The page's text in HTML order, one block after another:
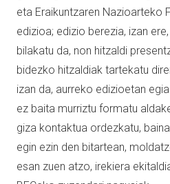
eta Eraikuntzaren Nazioarteko
edizioa; edizio berezia, izan
bilakatu da, non hitzaldi
bidezko hitzaldiak tartekatu
izan da, aurreko edizioetan
ez baita murriztu formatu
giza kontaktua ordezkatu,
egin ezin den bitartean,
esan zuen atzo, irekiera